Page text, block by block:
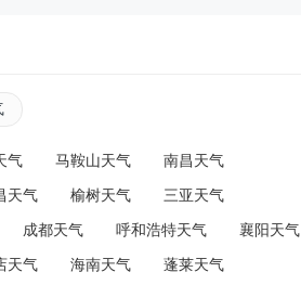
气 马鞍山天气 南昌天气
天气 榆树天气 三亚天气
成都天气 呼和浩特天气 襄阳天气
天气 海南天气 蓬莱天气